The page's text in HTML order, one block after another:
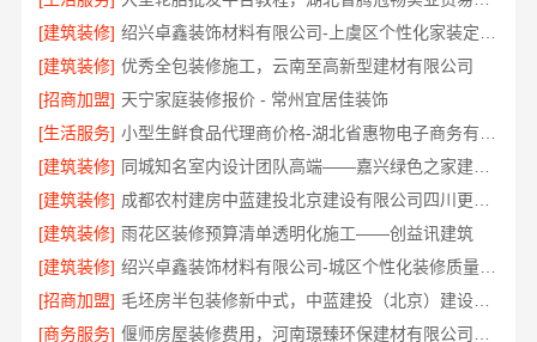
[建筑装修]
[建筑装修] 优秀全包装修施工，云南至高新型建材有限公司
[招商加盟] 天宁家庭装修报价 - 常州宜居佳装饰
[生活服务]
[建筑装修]
同城知名室内设计团队高端——嘉兴绿色之家建材科技
[建筑装修]
[建筑装修] 雨花区装修预算清单透明化施工——创益讯建筑
[建筑装修]
绍兴卓鑫装饰材料有限公司-城区个性化装修质量有保障
[招商加盟]
毛坯房半包装修新中式，中蓝建投（北京）建设有限公司武功分公司匠心打造
[商务服务]